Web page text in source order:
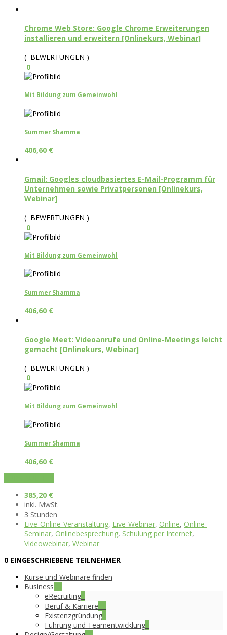
Chrome Web Store: Google Chrome Erweiterungen
installieren und erweitern [Onlinekurs, Webinar]
( BEWERTUNGEN )
0
Mit Bildung zum Gemeinwohl
Summer Shamma
406,60 €
Gmail: Googles cloudbasiertes E-Mail-Programm für
Unternehmen sowie Privatpersonen [Onlinekurs,
Webinar]
( BEWERTUNGEN )
0
Mit Bildung zum Gemeinwohl
Summer Shamma
406,60 €
Google Meet: Videoanrufe und Online-Meetings leicht
gemacht [Onlinekurs, Webinar]
( BEWERTUNGEN )
0
Mit Bildung zum Gemeinwohl
Summer Shamma
406,60 €
385,20 €
inkl. MwSt.
3 Stunden
Live-Online-Veranstaltung, Live-Webinar, Online, Online-
Seminar, Onlinebesprechung, Schulung per Internet,
Videowebinar, Webinar
0 EINGESCHRIEBENE TEILNEHMER
Kurse und Webinare finden
Business
eRecruiting
Beruf & Karriere
Existenzgründung
Führung und Teamentwicklung